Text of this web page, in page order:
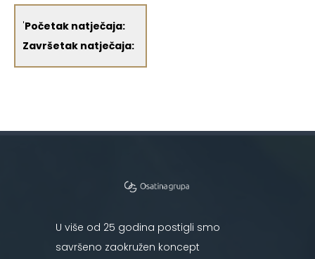
'Početak natječaja:
Završetak natječaja:
U više od 25 godina postigli smo
savršeno zaokružen koncept